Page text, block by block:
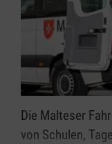
Die Malteser
von Schulen,